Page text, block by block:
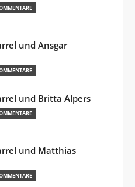
und Ansgar
und Britta Alpers
und Matthias